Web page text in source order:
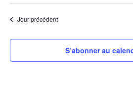
Jour précédent
S’abonner au